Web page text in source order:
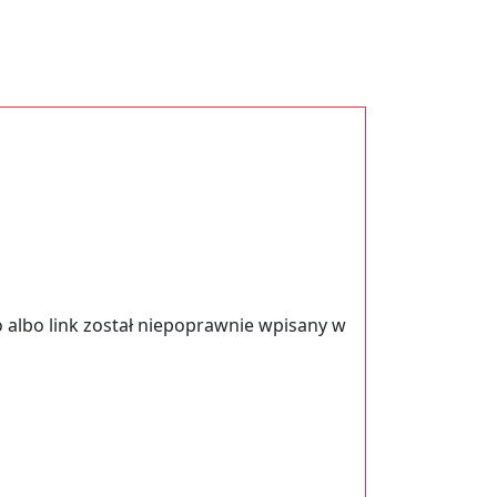
link został niepoprawnie wpisany w